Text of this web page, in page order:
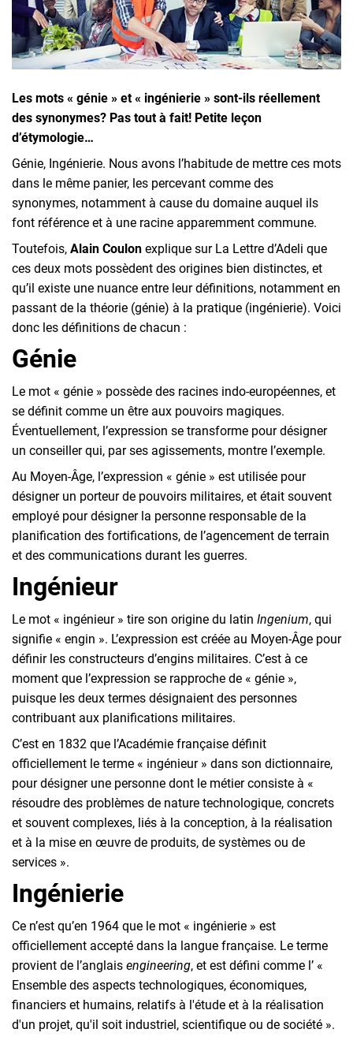
Inscrivez-vous à l'infolettre
Employeurs
Les mots « génie » et « ingénierie » sont-ils réellement
des synonymes? Pas tout à fait! Petite leçon
d’étymologie…
Génie, Ingénierie. Nous avons l’habitude de mettre ces mots
dans le même panier, les percevant comme des
synonymes, notamment à cause du domaine auquel ils
font référence et à une racine apparemment commune.
Toutefois, Alain Coulon explique sur La Lettre d’Adeli que
ces deux mots possèdent des origines bien distinctes, et
qu’il existe une nuance entre leur définitions, notamment en
passant de la théorie (génie) à la pratique (ingénierie). Voici
donc les définitions de chacun :
Génie
Le mot « génie » possède des racines indo-européennes, et
se définit comme un être aux pouvoirs magiques.
Éventuellement, l’expression se transforme pour désigner
un conseiller qui, par ses agissements, montre l’exemple.
Au Moyen-Âge, l’expression « génie » est utilisée pour
désigner un porteur de pouvoirs militaires, et était souvent
employé pour désigner la personne responsable de la
planification des fortifications, de l’agencement de terrain
et des communications durant les guerres.
Ingénieur
Le mot « ingénieur » tire son origine du latin Ingenium, qui
signifie « engin ». L’expression est créée au Moyen-Âge pour
définir les constructeurs d’engins militaires. C’est à ce
moment que l’expression se rapproche de « génie »,
puisque les deux termes désignaient des personnes
contribuant aux planifications militaires.
C’est en 1832 que l’Académie française définit
officiellement le terme « ingénieur » dans son dictionnaire,
pour désigner une personne dont le métier consiste à «
résoudre des problèmes de nature technologique, concrets
et souvent complexes, liés à la conception, à la réalisation
et à la mise en œuvre de produits, de systèmes ou de
services ».
Ingénierie
Ce n’est qu’en 1964 que le mot « ingénierie » est
officiellement accepté dans la langue française. Le terme
provient de l’anglais engineering, et est défini comme l’ «
Ensemble des aspects technologiques, économiques,
financiers et humains, relatifs à l'étude et à la réalisation
d'un projet, qu'il soit industriel, scientifique ou de société ».